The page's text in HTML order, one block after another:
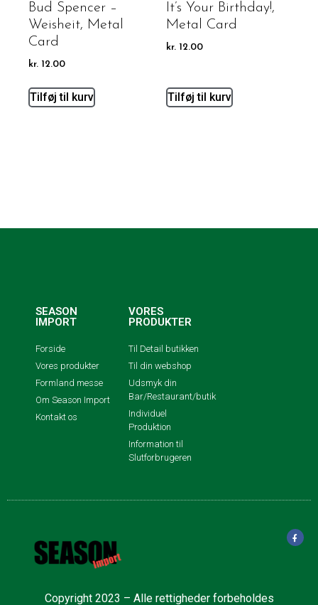
Bud Spencer –
Weisheit, Metal
Card
kr. 12.00
Tilføj til kurv
It’s Your Birthday!,
Metal Card
kr. 12.00
Tilføj til kurv
SEASON
IMPORT
Forside
Vores produkter
Formland messe
Om Season Import
Kontakt os
VORES
PRODUKTER
Til Detail butikken
Til din webshop
Udsmyk din
Bar/Restaurant/butik
Individuel
Produktion
Information til
Slutforbrugeren
Copyright 2023 – Alle rettigheder forbeholdes